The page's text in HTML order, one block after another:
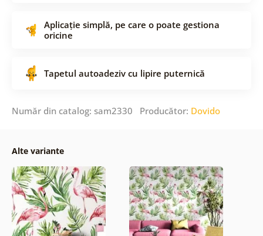
Aplicație simplă, pe care o poate gestiona
oricine
Tapetul autoadeziv cu lipire puternică
Număr din catalog: sam2330 Producător: Dovido
Alte variante